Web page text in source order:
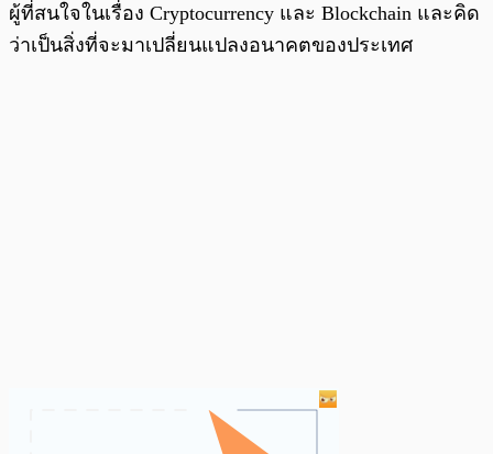
ผู้ที่สนใจในเรื่อง Cryptocurrency และ Blockchain และคิด
ว่าเป็นสิ่งที่จะมาเปลี่ยนแปลงอนาคตของประเทศ